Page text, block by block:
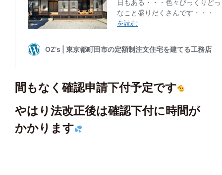
間もなく確認申請下付予定です
やはり法改正後は確認下付に時間が
かかります